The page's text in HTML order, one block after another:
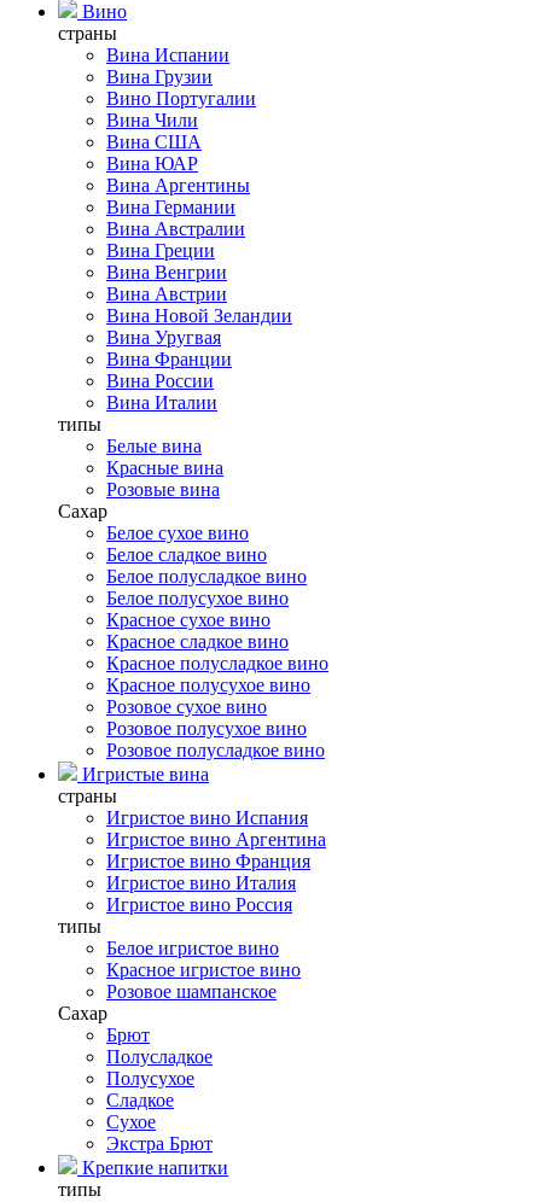
Вино
страны
Вина Испании
Вина Грузии
Вино Португалии
Вина Чили
Вина США
Вина ЮАР
Вина Аргентины
Вина Германии
Вина Австралии
Вина Греции
Вина Венгрии
Вина Австрии
Вина Новой Зеландии
Вина Уругвая
Вина Франции
Вина России
Вина Италии
типы
Белые вина
Красные вина
Розовые вина
Сахар
Белое сухое вино
Белое сладкое вино
Белое полусладкое вино
Белое полусухое вино
Красное сухое вино
Красное сладкое вино
Красное полусладкое вино
Красное полусухое вино
Розовое сухое вино
Розовое полусухое вино
Розовое полусладкое вино
Игристые вина
страны
Игристое вино Испания
Игристое вино Аргентина
Игристое вино Франция
Игристое вино Италия
Игристое вино Россия
типы
Белое игристое вино
Красное игристое вино
Розовое шампанское
Сахар
Брют
Полусладкое
Полусухое
Сладкое
Сухое
Экстра Брют
Крепкие напитки
типы